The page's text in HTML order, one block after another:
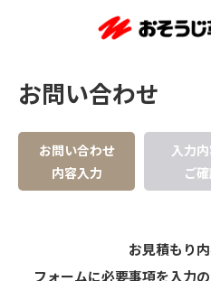
お問い合わせ
お問い合わせ
内容入力
入力
ご
お見積もり
フォームに必要事項を入力